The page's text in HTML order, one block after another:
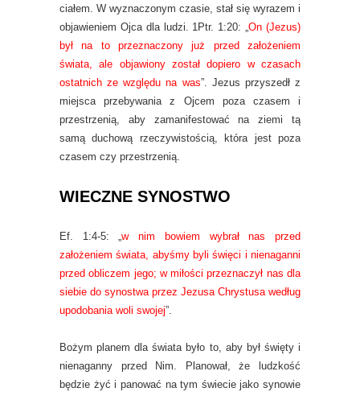
ciałem. W wyznaczonym czasie, stał się wyrazem i
objawieniem Ojca dla ludzi. 1Ptr. 1:20: „On (Jezus)
był na to przeznaczony już przed założeniem
świata, ale objawiony został dopiero w czasach
ostatnich ze względu na was”. Jezus przyszedł z
miejsca przebywania z Ojcem poza czasem i
przestrzenią, aby zamanifestować na ziemi tą
samą duchową rzeczywistością, która jest poza
czasem czy przestrzenią.
WIECZNE SYNOSTWO
Ef. 1:4-5: „w nim bowiem wybrał nas przed
założeniem świata, abyśmy byli święci i nienaganni
przed obliczem jego; w miłości przeznaczył nas dla
siebie do synostwa przez Jezusa Chrystusa według
upodobania woli swojej”.
Bożym planem dla świata było to, aby był święty i
nienaganny przed Nim. Planował, że ludzkość
będzie żyć i panować na tym świecie jako synowie